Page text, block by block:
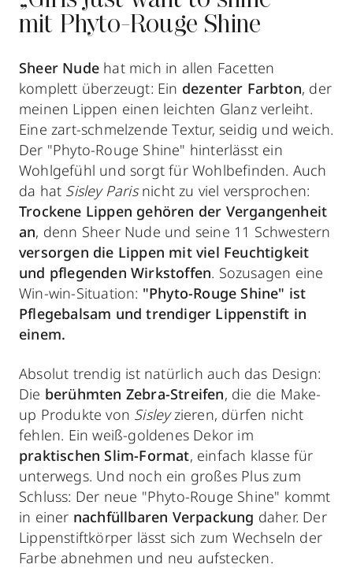
mit Phyto-Rouge Shine
Sheer Nude hat mich in allen Facetten
komplett überzeugt: Ein dezenter Farbton, der
meinen Lippen einen leichten Glanz verleiht.
Eine zart-schmelzende Textur, seidig und weich.
Der "Phyto-Rouge Shine" hinterlässt ein
Wohlgefühl und sorgt für Wohlbefinden. Auch
da hat Sisley Parisnicht zu viel versprochen:
Trockene Lippen gehören der Vergangenheit
an, denn Sheer Nude und seine 11 Schwestern
versorgen die Lippen mit viel Feuchtigkeit
und pflegenden Wirkstoffen. Sozusagen eine
Win-win-Situation: "Phyto-Rouge Shine" ist
Pflegebalsam und trendiger Lippenstift in
einem.
Absolut trendig ist natürlich auch das Design:
Die berühmten Zebra-Streifen, die die Make-
up Produkte von Sisleyzieren, dürfen nicht
fehlen. Ein weiß-goldenes Dekor im
praktischen Slim-Format, einfach klasse für
unterwegs. Und noch ein großes Plus zum
Schluss: Der neue "Phyto-Rouge Shine" kommt
in einer nachfüllbaren Verpackung daher. Der
Lippenstiftkörper lässt sich zum Wechseln der
Farbe abnehmen und neu aufstecken.